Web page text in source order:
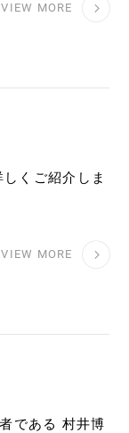
VIEW MORE
くご紹介しま
VIEW MORE
である 村井博